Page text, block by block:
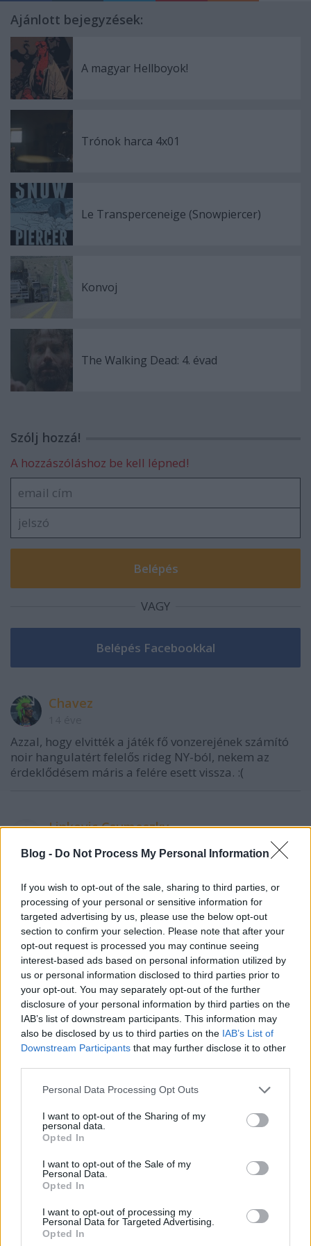
Blog - Do Not Process My Personal Information
If you wish to opt-out of the sale, sharing to third parties, or
processing of your personal or sensitive information for
targeted advertising by us, please use the below opt-out
section to confirm your selection. Please note that after your
opt-out request is processed you may continue seeing
interest-based ads based on personal information utilized by
us or personal information disclosed to third parties prior to
your opt-out. You may separately opt-out of the further
disclosure of your personal information by third parties on the
IAB’s list of downstream participants. This information may
also be disclosed by us to third parties on the IAB’s List of
Downstream Participants that may further disclose it to other
Please note that this website/app uses one or more Google
not limited to your visit or usage behaviour. You may click to
grant or deny consent to Google and its third-party tags to
use your data for below specified purposes in below Google
consent section.
Personal Data Processing Opt Outs
I want to opt-out of the Sharing of my
personal data.
Opted In
I want to opt-out of the Sale of my
Personal Data.
Opted In
I want to opt-out of processing my
Personal Data for Targeted Advertising.
Opted In
Ajánlott bejegyzések:
A magyar Hellboyok!
Trónok harca 4x01
Le Transperceneige (Snowpiercer)
Konvoj
The Walking Dead: 4. évad
Szólj hozzá!
A hozzászóláshoz be kell lépned!
VAGY
Chavez
Azzal, hogy elvitték a játék fő vonzerejének számító
noir hangulatért felelős rideg NY-ból, nekem az
érdeklődésem máris a felére esett vissza. :(
Linkovic Csumoszky
vállalkozás továbbmenni ebbe a brazíliai
lövöldözős/túszejtős irányba.. ráadásul a bullet
time-nak ebben a trailer-ben nyoma sincs, nem
lepődnék meg, ha a rockstar teljesen száműzné a
valószerűség kedvéért.. talán elveszíti a játék a
varázsát, talán csinálnak valami újat, ami
továbbviszi egy másik irányba.. vagy szimplán szar
lesz. meglátjuk
legrosszabb esetben játszol egy jót, mint ha a Kane
and Lynch-et tolnád.. aztán elfelejted, mint a Mátrix
2-3-at és csak az elsőt tekinted legitimnek (az MP
esetében mondjuk az első kettőt)
Sharpe
14 éve
@Linkovic Csumoszky: Bátor vállalkozás vagy sem,
de nekem a max payne 1 és 2 mai napig kedvenc
játékaim, amikre rá merem mondani, hogy
tökéletes hangulat és mesterien megírt történet és
annak levezetése miatt. Ha ezeket elveszed a max